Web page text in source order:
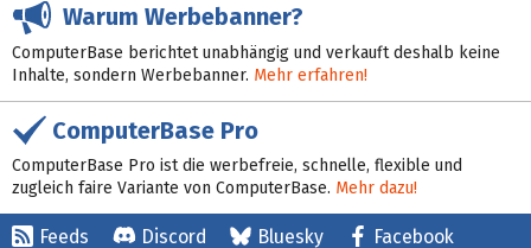
Warum Werbebanner?
ComputerBase berichtet unabhängig und verkauft deshalb keine
Inhalte, sondern Werbebanner. Mehr erfahren!
ComputerBase Pro
ComputerBase Pro ist die werbefreie, schnelle, flexible und
zugleich faire Variante von ComputerBase. Mehr dazu!
Feeds Discord Bluesky Facebook